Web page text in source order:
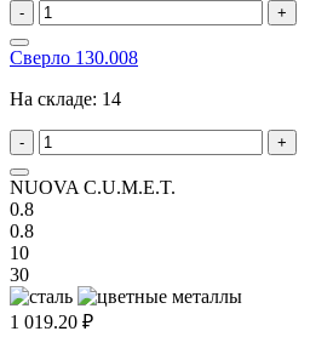
- +
Сверло 130.008
На складе: 14
- +
NUOVA C.U.M.E.T.
0.8
0.8
10
30
1 019.20 ₽